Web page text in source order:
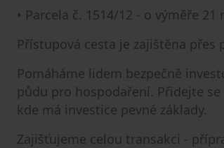
• Parcela č. 1514/12 - o výměře 21
Přístupová cesta je zajištěna přes
Pomáháme lidem bezpečně
půdu pro hospodaření. Přidejte
kde má investice pevné základy.
Zajišťujeme celou transakci -